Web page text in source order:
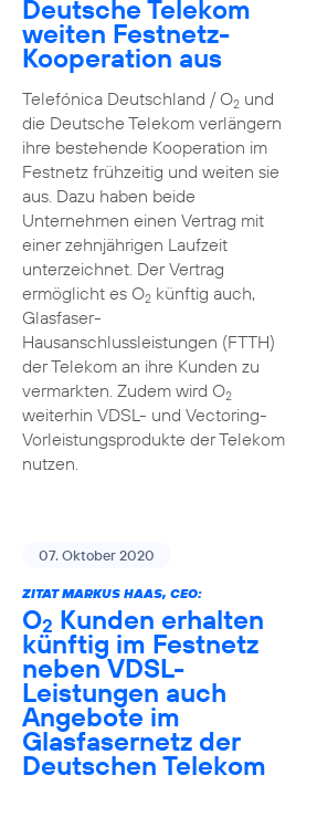
Deutsche Telekom
weiten Festnetz-
Kooperation aus
Telefónica Deutschland / O2und
die Deutsche Telekom verlängern
ihre bestehende Kooperation im
Festnetz frühzeitig und weiten sie
aus. Dazu haben beide
Unternehmen einen Vertrag mit
einer zehnjährigen Laufzeit
unterzeichnet. Der Vertrag
ermöglicht es O2künftig auch,
Glasfaser-
Hausanschlussleistungen (FTTH)
der Telekom an ihre Kunden zu
vermarkten. Zudem wird O2
weiterhin VDSL- und Vectoring-
Vorleistungsprodukte der Telekom
nutzen.
07. Oktober 2020
ZITAT MARKUS HAAS, CEO:
O2 Kunden erhalten
künftig im Festnetz
neben VDSL-
Leistungen auch
Angebote im
Glasfasernetz der
Deutschen Telekom